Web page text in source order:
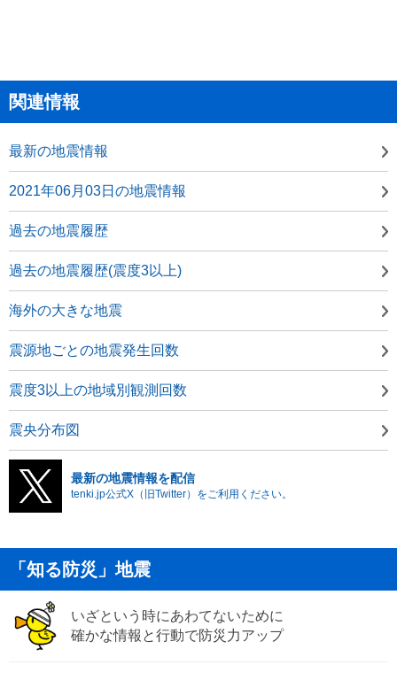
関連情報
最新の地震情報
2021年06月03日の地震情報
過去の地震履歴
過去の地震履歴(震度3以上)
海外の大きな地震
震源地ごとの地震発生回数
震度3以上の地域別観測回数
震央分布図
最新の地震情報を配信
tenki.jp公式X（旧Twitter）をご利用ください。
「知る防災」地震
いざという時にあわてないために
確かな情報と行動で防災力アップ